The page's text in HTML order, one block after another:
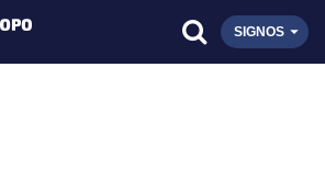
SIGNOS